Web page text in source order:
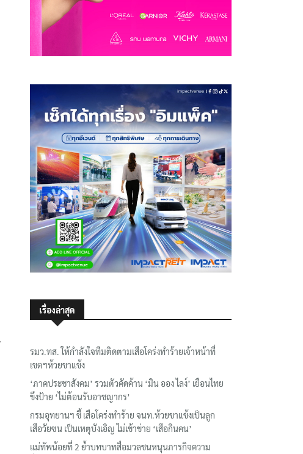
เรื่องล่าสุด
รมว.ทส. ให้กำลังใจทีมติดตามเสือโคร่งทำร้ายเจ้าหน้าที่
เขตฯห้วยขาแข้ง
‘ภาคประชาสังคม’ รวมตัวคัดค้าน ‘มิน ออง ไลง์’ เยือนไทย
ขึงป้าย ‘ไม่ต้อนรับอาชญากร’
กรมอุทยานฯ ชี้ เสือโคร่งทำร้าย จนท.ห้วยขาแข้งเป็นลูก
เสือวัยซน เป็นเหตุบังเอิญ ไม่เข้าข่าย ‘เสือกินคน’
แม่ทัพน้อยที่ 2 ย้ำบทบาทสื่อมวลชนหนุนภารกิจความ